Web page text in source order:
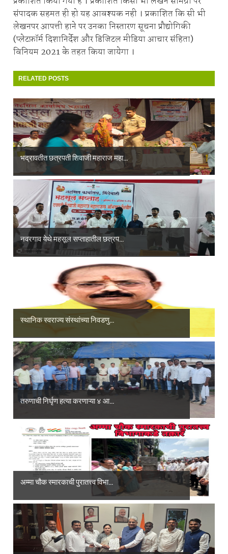
संपादक सहमत ही हो यह आवश्यक नही । प्रकाशित कि सी भी
लेखनपर आपत्ती हाने पर उनका निस्तारण सूचना प्रौद्योगिकी
(प्लेटफ़ॉर्म दिशानिर्देश और डिजिटल मीडिया आचार संहिता)
विनियम 2021 के तहत किया जायेगा ।
RELATED POSTS
भद्रावतीत छत्रपती शिवाजी महाराज महा...
नवरगाव येथे महसूल सप्ताहातील छत्रप...
स्थानिक स्वराज्य संस्थांच्या निवडणु...
तरुणाची निर्घृण हत्या करणाऱ्या ४ आ...
अम्मा चौक स्मारकाची पुरातत्त्व विभा...